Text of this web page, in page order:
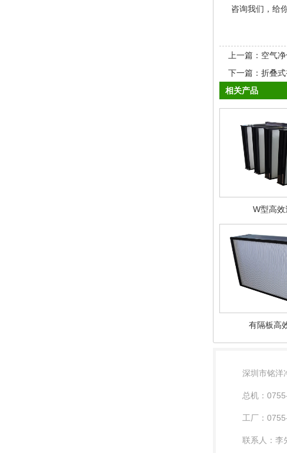
咨询我们，给
上一篇： 空气
下一篇： 折叠
相关产品
W型高效
有隔板高
深圳市铭洋
总机：
工厂：
联系人：李